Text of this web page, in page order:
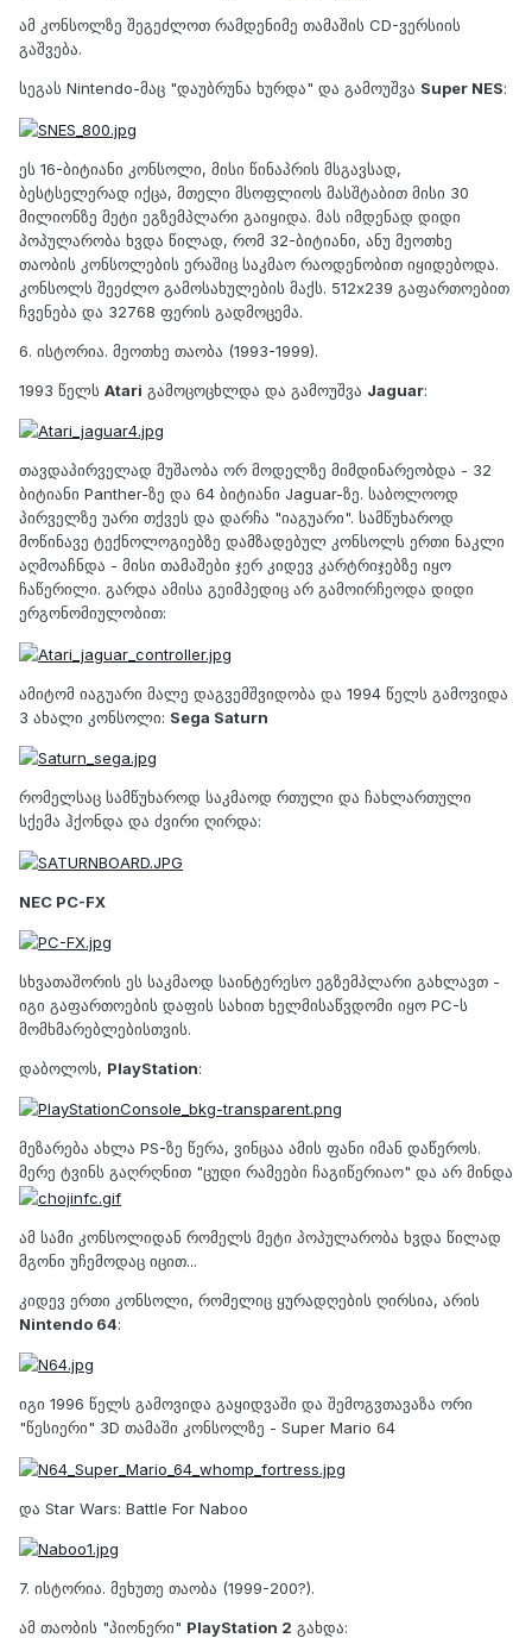
ამ კონსოლზე შეგეძლოთ რამდენიმე თამაშის CD-ვერსიის
გაშვება.
სეგას Nintendo-მაც "დაუბრუნა ხურდა" და გამოუშვა Super NES:
ეს 16-ბიტიანი კონსოლი, მისი წინაპრის მსგავსად,
ბესტსელერად იქცა, მთელი მსოფლიოს მასშტაბით მისი 30
მილიონზე მეტი ეგზემპლარი გაიყიდა. მას იმდენად დიდი
პოპულარობა ხვდა წილად, რომ 32-ბიტიანი, ანუ მეოთხე
თაობის კონსოლების ერაშიც საკმაო რაოდენობით იყიდებოდა.
კონსოლს შეეძლო გამოსახულების მაქს. 512x239 გაფართოებით
ჩვენება და 32768 ფერის გადმოცემა.
6. ისტორია. მეოთხე თაობა (1993-1999).
1993 წელს Atari გამოცოცხლდა და გამოუშვა Jaguar:
თავდაპირველად მუშაობა ორ მოდელზე მიმდინარეობდა - 32
ბიტიანი Panther-ზე და 64 ბიტიანი Jaguar-ზე. საბოლოოდ
პირველზე უარი თქვეს და დარჩა "იაგუარი". სამწუხაროდ
მოწინავე ტექნოლოგიებზე დამზადებულ კონსოლს ერთი ნაკლი
აღმოაჩნდა - მისი თამაშები ჯერ კიდევ კარტრიჯებზე იყო
ჩაწერილი. გარდა ამისა გეიმპედიც არ გამოირჩეოდა დიდი
ერგონომიულობით:
ამიტომ იაგუარი მალე დაგვემშვიდობა და 1994 წელს გამოვიდა
3 ახალი კონსოლი: Sega Saturn
რომელსაც სამწუხაროდ საკმაოდ რთული და ჩახლართული
სქემა ჰქონდა და ძვირი ღირდა:
NEC PC-FX
სხვათაშორის ეს საკმაოდ საინტერესო ეგზემპლარი გახლავთ -
იგი გაფართოების დაფის სახით ხელმისაწვდომი იყო PC-ს
მომხმარებლებისთვის.
დაბოლოს, PlayStation:
მეზარება ახლა PS-ზე წერა, ვინცაა ამის ფანი იმან დაწეროს.
მერე ტვინს გაღრღნით "ცუდი რამეები ჩაგიწერიაო" და არ მინდა
ამ სამი კონსოლიდან რომელს მეტი პოპულარობა ხვდა წილად
მგონი უჩემოდაც იცით...
კიდევ ერთი კონსოლი, რომელიც ყურადღების ღირსია, არის
Nintendo 64:
იგი 1996 წელს გამოვიდა გაყიდვაში და შემოგვთავაზა ორი
"წესიერი" 3D თამაში კონსოლზე - Super Mario 64
და Star Wars: Battle For Naboo
7. ისტორია. მეხუთე თაობა (1999-200?).
ამ თაობის "პიონერი" PlayStation 2 გახდა: